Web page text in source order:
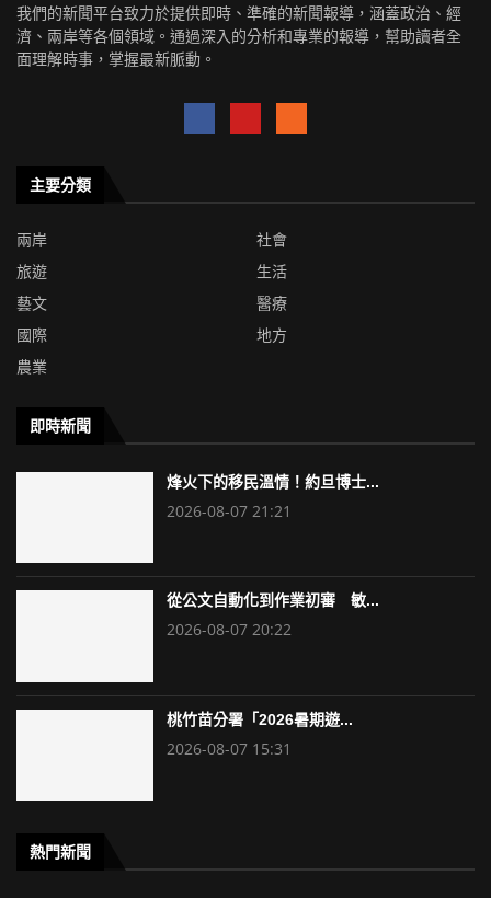
我們的新聞平台致力於提供即時、準確的新聞報導，涵蓋政治、經
濟、兩岸等各個領域。通過深入的分析和專業的報導，幫助讀者全
面理解時事，掌握最新脈動。
主要分類
兩岸
社會
旅遊
生活
藝文
醫療
國際
地方
農業
即時新聞
烽火下的移民溫情！約旦博士...
2026-08-07 21:21
從公文自動化到作業初審 敏...
2026-08-07 20:22
桃竹苗分署「2026暑期遊...
2026-08-07 15:31
熱門新聞